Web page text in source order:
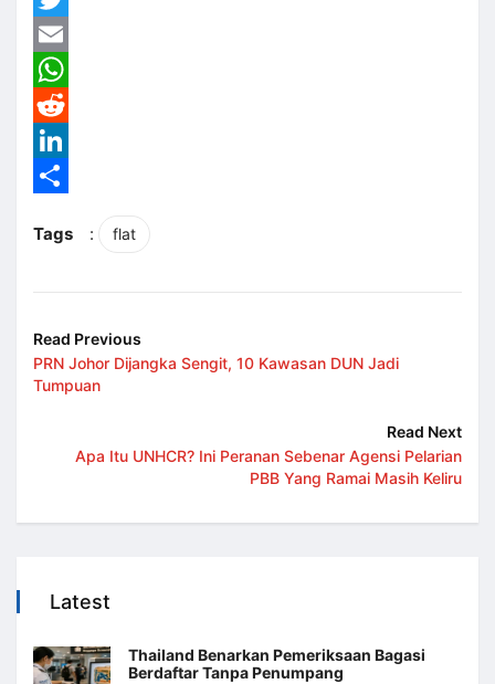
Twitter
Email
WhatsApp
Reddit
LinkedIn
Tags
: flat
Read Previous
PRN Johor Dijangka Sengit, 10 Kawasan DUN Jadi
Tumpuan
Read Next
Apa Itu UNHCR? Ini Peranan Sebenar Agensi Pelarian
PBB Yang Ramai Masih Keliru
Latest
Thailand Benarkan Pemeriksaan Bagasi
Berdaftar Tanpa Penumpang